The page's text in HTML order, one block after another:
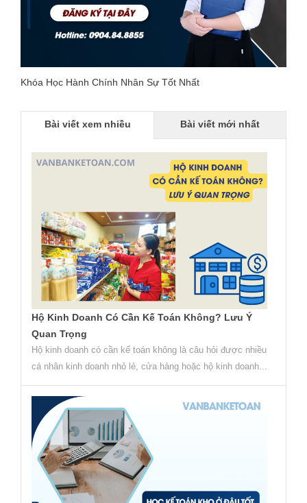
Khóa Học Hành Chính Nhân Sự Tốt Nhất
Bài viết xem nhiều Bài viết mới nhất
Hộ Kinh Doanh Có Cần Kế Toán Không? Lưu Ý
Quan Trọng
Hộ kinh doanh có cần kế toán không là câu hỏi được nhiều
cá nhân kinh doanh nhỏ lẻ, cửa hàng hoặc hộ kinh doanh...